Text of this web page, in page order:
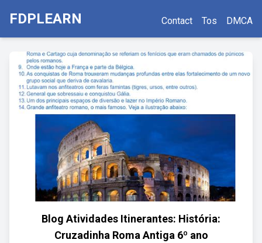
FDPLEARN Contact Tos DMCA
Blog Atividades Itinerantes: História:
Cruzadinha Roma Antiga 6º ano